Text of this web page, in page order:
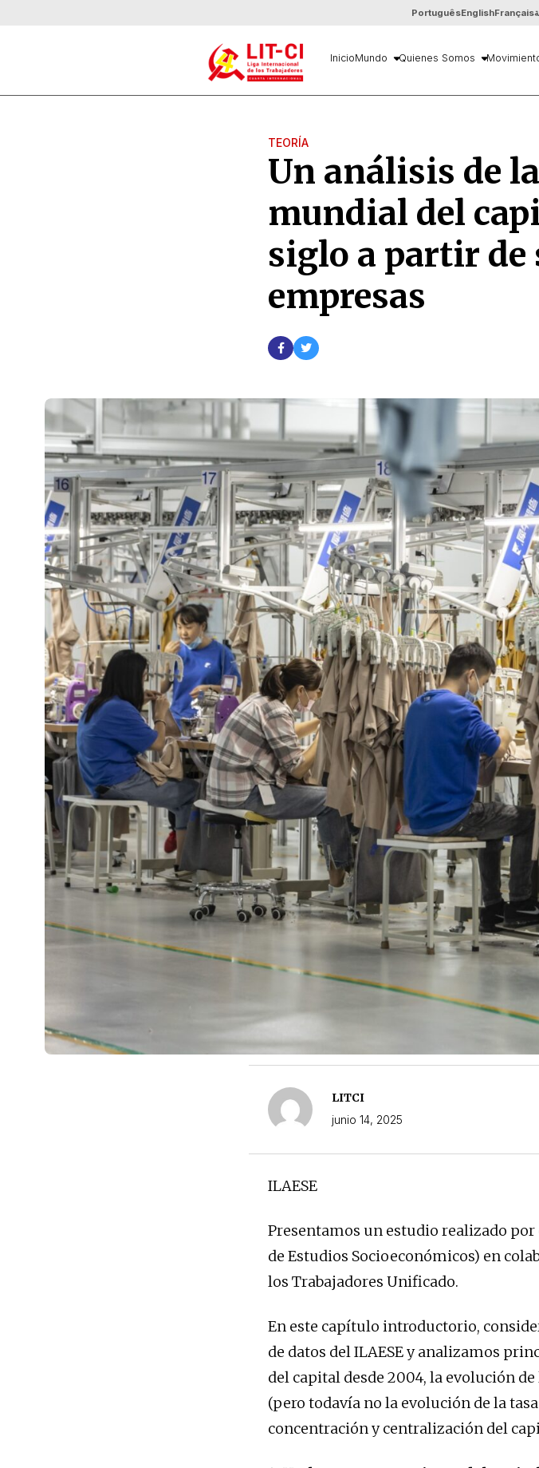
PortuguêsEnglishFrançais
InicioMundo Quienes Somos
TEORÍA
Un análisis de
mundial del
siglo a partir de
empresas
LITCI
junio 14, 2025
ILAESE
Presentamos un estudio realizado
de Estudios Socioeconómicos) en
los Trabajadores Unificado.
En este capítulo introductorio,
de datos del ILAESE y analizamos
del capital desde 2004, la evolución
(pero todavía no la evolución de la
concentración y centralización del